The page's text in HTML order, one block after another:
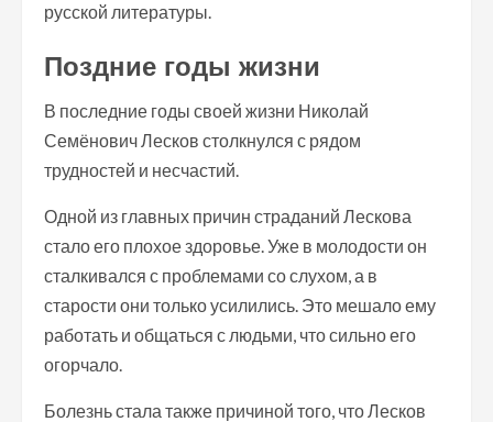
русской литературы.
Поздние годы жизни
В последние годы своей жизни Николай
Семёнович Лесков столкнулся с рядом
трудностей и несчастий.
Одной из главных причин страданий Лескова
стало его плохое здоровье. Уже в молодости он
сталкивался с проблемами со слухом, а в
старости они только усилились. Это мешало ему
работать и общаться с людьми, что сильно его
огорчало.
Болезнь стала также причиной того, что Лесков